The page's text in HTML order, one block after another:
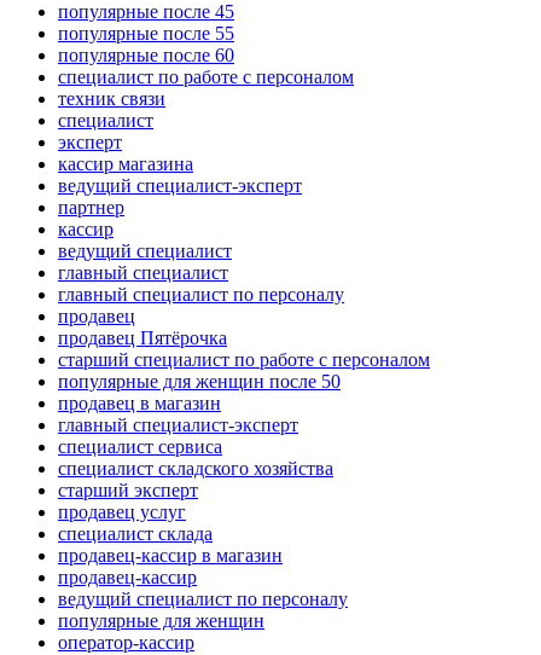
популярные после 45
популярные после 55
популярные после 60
специалист по работе с персоналом
техник связи
специалист
эксперт
кассир магазина
ведущий специалист-эксперт
партнер
кассир
ведущий специалист
главный специалист
главный специалист по персоналу
продавец
продавец Пятёрочка
старший специалист по работе с персоналом
популярные для женщин после 50
продавец в магазин
главный специалист-эксперт
специалист сервиса
специалист складского хозяйства
старший эксперт
продавец услуг
специалист склада
продавец-кассир в магазин
продавец-кассир
ведущий специалист по персоналу
популярные для женщин
оператор-кассир